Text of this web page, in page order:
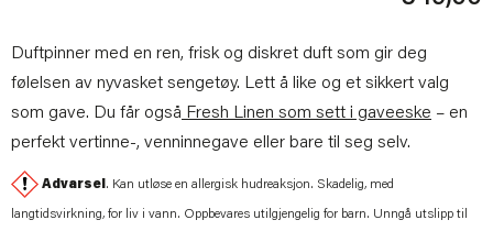
Duftpinner med en ren, frisk og diskret duft som gir deg
følelsen av nyvasket sengetøy. Lett å like og et sikkert valg
som gave. Du får også Fresh Linen som sett i gaveeske – en
perfekt vertinne-, venninnegave eller bare til seg selv.
Advarsel . Kan utløse en allergisk hudreaksjon. Skadelig, med
langtidsvirkning, for liv i vann. Oppbevares utilgjengelig for barn. Unngå utslipp til